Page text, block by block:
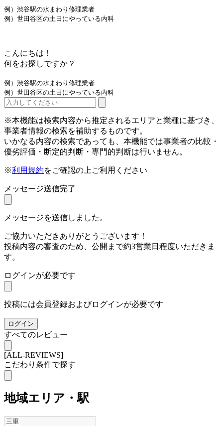
例）渋谷駅の水まわり修理業者
例）世田谷区の土日にやっている内科
こんにちは！
何をお探しですか？
例）渋谷駅の水まわり修理業者
例）世田谷区の土日にやっている内科
※本機能は検索内容から推定されるエリアと業種に基づき、
事業者情報の検索を補助するものです。
いかなる内容の検索であっても、本機能では事業者の比較・
優劣評価・断定的判断・専門的判断は行いません。
※利用規約をご確認の上ご利用ください
メッセージ送信完了
メッセージを送信しました。
ご協力いただきありがとうございます！
投稿内容の審査のため、公開まで約3営業日程度いただきま
す。
ログインが必要です
投稿には会員登録およびログインが必要です
ログイン
すべてのレビュー
[ALL-REVIEWS]
こだわり条件で探す
地域エリア・駅